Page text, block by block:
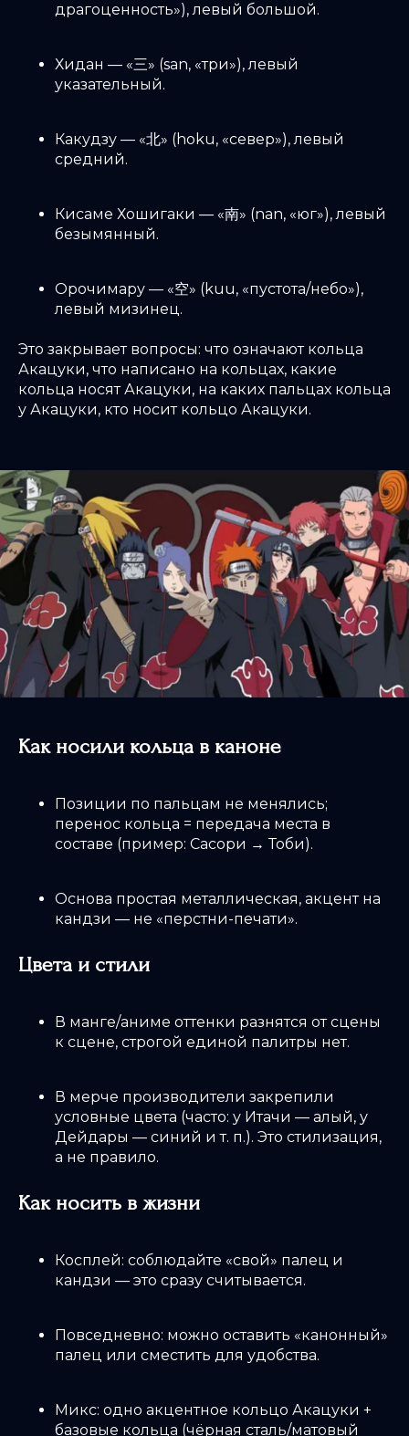
драгоценность»), левый большой.
Хидан — «三» (san, «три»), левый
указательный.
Какудзу — «北» (hoku, «север»), левый
средний.
Кисаме Хошигаки — «南» (nan, «юг»), левый
безымянный.
Орочимару — «空» (kuu, «пустота/небо»),
левый мизинец.
Это закрывает вопросы: что означают кольца
Акацуки, что написано на кольцах, какие
кольца носят Акацуки, на каких пальцах кольца
у Акацуки, кто носит кольцо Акацуки.
Как носили кольца в каноне
Позиции по пальцам не менялись;
перенос кольца = передача места в
составе (пример: Сасори → Тоби).
Основа простая металлическая, акцент на
кандзи — не «перстни-печати».
Цвета и стили
В манге/аниме оттенки разнятся от сцены
к сцене, строгой единой палитры нет.
В мерче производители закрепили
условные цвета (часто: у Итачи — алый, у
Дейдары — синий и т. п.). Это стилизация,
а не правило.
Как носить в жизни
Косплей: соблюдайте «свой» палец и
кандзи — это сразу считывается.
Повседневно: можно оставить «канонный»
палец или сместить для удобства.
Микс: одно акцентное кольцо Акацуки +
базовые кольца (чёрная сталь/матовый